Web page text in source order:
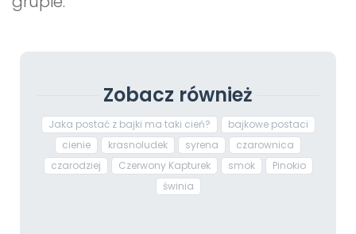
Zobacz również
Jaka postać z bajki ma taki cień?
bajkowe postaci
cienie
krasnoludek syrena
czarownica
czarodziej
Czerwony Kapturek smok
Pinokio
świnia